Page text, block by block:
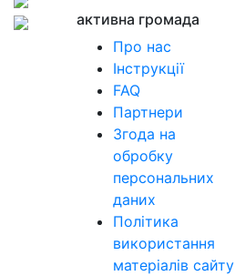
активна громада
Про нас
Інструкції
FAQ
Партнери
Згода на
обробку
персональних
даних
Політика
використання
матеріалів сайту